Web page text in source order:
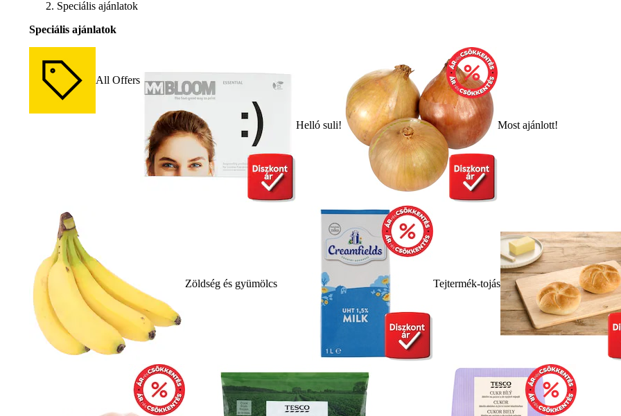
Speciális ajánlatok
Speciális ajánlatok
All Offers
Helló suli! Most ajánlott!
Zöldség és gyümölcs Tejtermék-tojás